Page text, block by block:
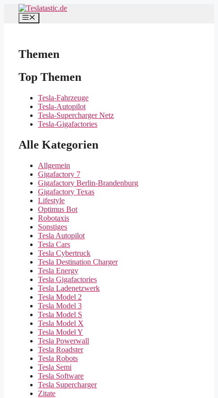
Inhalt
springen
Menü
Themen
Top Themen
Tesla-Fahrzeuge
Tesla-Autopilot
Tesla-Supercharger Netz
Tesla-Gigafactories
Alle Kategorien
Allgemein
Gigafactory 7
Gigafactory Berlin-Brandenburg
Gigafactory Texas
Lifestyle
Optimus Bot
Robotaxis
Sonstiges
Tesla Autopilot
Tesla Cars
Tesla Cybertruck
Tesla Destination Charger
Tesla Energy
Tesla Gigafactories
Tesla Ladenetzwerk
Tesla Model 2
Tesla Model 3
Tesla Model S
Tesla Model X
Tesla Model Y
Tesla Powerwall
Tesla Roadster
Tesla Robots
Tesla Semi
Tesla Software
Tesla Supercharger
Zitate